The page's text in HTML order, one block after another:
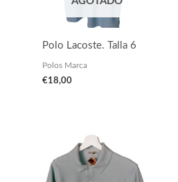
Polo Lacoste. Talla 6
Polos Marca
€18,00